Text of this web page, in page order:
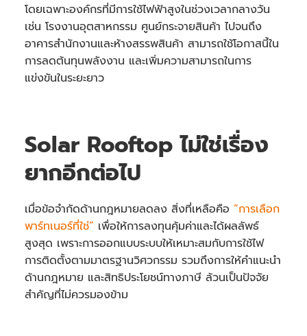
โดยเฉพาะองค์กรที่มีการใช้ไฟฟ้าสูงในช่วงเวลากลางวัน
เช่น โรงงานอุตสาหกรรม ศูนย์กระจายสินค้า ไปจนถึง
อาคารสำนักงานและห้างสรรพสินค้า สามารถใช้โอกาสนี้ใน
การลดต้นทุนพลังงาน และเพิ่มความสามารถในการ
แข่งขันในระยะยาว
Solar Rooftop ไม่ใช่เรื่อง
ยากอีกต่อไป
เมื่อข้อจำกัดด้านกฎหมายลดลง สิ่งที่เหลือคือ “การเลือก
พาร์ทเนอร์ที่ใช่” เพื่อให้การลงทุนคุ้มค่าและได้ผลลัพธ์
สูงสุด เพราะการออกแบบระบบให้เหมาะสมกับการใช้ไฟ
การติดตั้งตามมาตรฐานวิศวกรรม รวมถึงการให้คำแนะนำ
ด้านกฎหมาย และสิทธิประโยชน์ทางภาษี ล้วนเป็นปัจจัย
สำคัญที่ไม่ควรมองข้าม